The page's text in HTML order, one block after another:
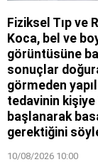
Fiziksel Tıp ve
Koca, bel ve
görüntüsüne
sonuçlar
görmeden
tedavinin
başlanarak
gerektiğini
10/08/2026 10:00